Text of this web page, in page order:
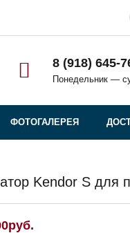
8 (918) 645-
Понедельник —
ФОТОГАЛЕРЕЯ
Kendor S для